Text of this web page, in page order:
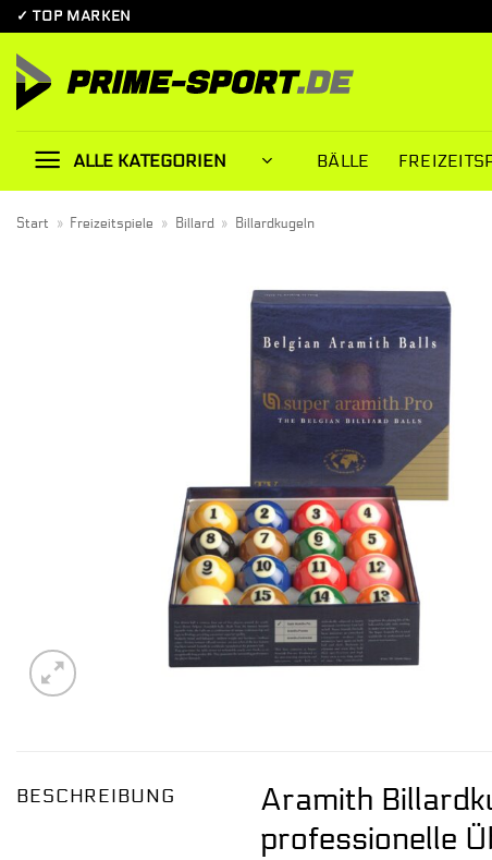
Zum
springen
✓ TOP MARKEN
ALLE KATEGORIEN BÄLLE
Start » Freizeitspiele » Billard » Billardkugeln
BESCHREIBUNG
Aramith
professionelle